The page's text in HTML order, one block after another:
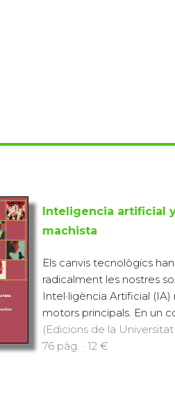
Inteligencia artificial
machista
Els canvis tecnològics
radicalment les nostres
Intel·ligència Artificial (IA)
motors principals. En un
(Edicions de la Universitat
76 pàg. · 12 €